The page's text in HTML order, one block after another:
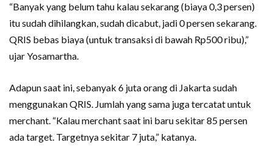
“Banyak yang belum tahu kalau sekarang (biaya 0,3 persen)
itu sudah dihilangkan, sudah dicabut, jadi 0 persen sekarang.
QRIS bebas biaya (untuk transaksi di bawah Rp500 ribu),”
ujar Yosamartha.
Adapun saat ini, sebanyak 6 juta orang di Jakarta sudah
menggunakan QRIS. Jumlah yang sama juga tercatat untuk
merchant. “Kalau merchant saat ini baru sekitar 85 persen
ada target. Targetnya sekitar 7 juta,” katanya.